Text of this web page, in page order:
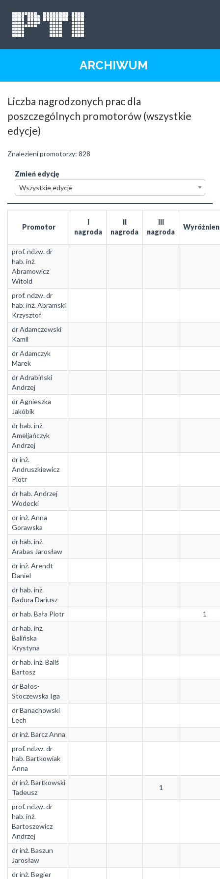
ARCHIWUM
Liczba nagrodzonych prac dla
poszczególnych promotorów (wszystkie
edycje)
Znalezieni promotorzy: 828
Zmień edycję
Wszystkie edycje
Promotor
I
nagroda
II
nagroda
III
nagroda
prof. ndzw. dr
hab. inż.
Abramowicz
Witold
prof. ndzw. dr
hab. inż. Abramski
Krzysztof
dr Adamczewski
Kamil
dr Adamczyk
Marek
dr Adrabiński
Andrzej
dr Agnieszka
Jakóbik
dr hab. inż.
Ameljańczyk
Andrzej
dr inż.
Andruszkiewicz
Piotr
dr hab. Andrzej
Wodecki
dr inż. Anna
Gorawska
dr hab. inż.
Arabas Jarosław
dr inż. Arendt
Daniel
dr hab. inż.
Badura Dariusz
dr hab. Bała Piotr
1
dr hab. inż.
Balińska
Krystyna
dr hab. inż. Baliś
Bartosz
dr Bałos-
Stoczewska Iga
dr Banachowski
Lech
dr inż. Barcz Anna
prof. ndzw. dr
hab. Bartkowiak
Anna
dr inż. Bartkowski
Tadeusz
1
prof. ndzw. dr
hab. inż.
Bartoszewicz
Andrzej
dr inż. Baszun
Jarosław
dr inż. Begier